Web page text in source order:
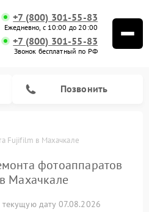
+7 (800) 301-55-83
Ежедневно, с 10:00 до 20:00
+7 (800) 301-55-83
Звонок бесплатный по РФ
Позвонить
Fujifilm в Махачкале
фотоаппаратов
в Махачкале
дату 07.08.2026